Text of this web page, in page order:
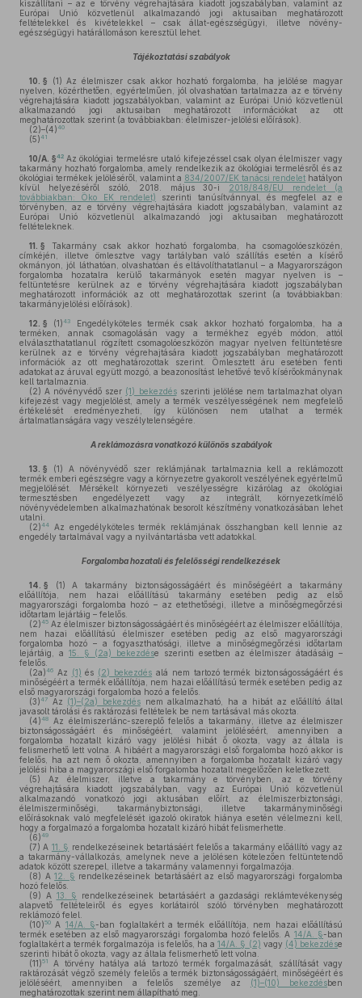
kiszállítani – az e törvény végrehajtására kiadott jogszabályban, valamint az
Európai Unió közvetlenül alkalmazandó jogi aktusaiban meghatározott
feltételekkel és kivételekkel – csak állat-egészségügyi, illetve növény-
egészségügyi határállomáson keresztül lehet.
Tájékoztatási szabályok
10. § (1) Az élelmiszer csak akkor hozható forgalomba, ha jelölése magyar
nyelven, közérthetően, egyértelműen, jól olvashatóan tartalmazza az e törvény
végrehajtására kiadott jogszabályokban, valamint az Európai Unió közvetlenül
alkalmazandó jogi aktusaiban meghatározott információkat az ott
meghatározottak szerint (a továbbiakban: élelmiszer-jelölési előírások).
(2)–(4)40
(5)41
10/A. §42 Az ökológiai termelésre utaló kifejezéssel csak olyan élelmiszer vagy
takarmány hozható forgalomba, amely rendelkezik az ökológiai termelésről és az
ökológiai termékek jelöléséről, valamint a 834/2007/EK tanácsi rendelet hatályon
kívül helyezéséről szóló, 2018. május 30-i 2018/848/EU rendelet (a
továbbiakban: Öko EK rendelet) szerinti tanúsítvánnyal, és megfelel az e
törvényben, az e törvény végrehajtására kiadott jogszabályban, valamint az
Európai Unió közvetlenül alkalmazandó jogi aktusaiban meghatározott
feltételeknek.
11. § Takarmány csak akkor hozható forgalomba, ha csomagolóeszközén,
címkéjén, illetve ömlesztve vagy tartályban való szállítás esetén a kísérő
okmányon, jól láthatóan, olvashatóan és eltávolíthatatlanul – a Magyarországon
forgalomba hozatalra kerülő takarmányok esetén magyar nyelven is –
feltüntetésre kerülnek az e törvény végrehajtására kiadott jogszabályban
meghatározott információk az ott meghatározottak szerint (a továbbiakban:
takarmányjelölési előírások).
12. § (1)43
Engedélyköteles termék csak akkor hozható forgalomba, ha a
terméken, annak csomagolásán vagy a termékhez egyéb módon, attól
elválaszthatatlanul rögzített csomagolóeszközön magyar nyelven feltüntetésre
kerülnek az e törvény végrehajtására kiadott jogszabályban meghatározott
információk az ott meghatározottak szerint. Ömlesztett áru esetében fenti
adatokat az áruval együtt mozgó, a beazonosítást lehetővé tevő kísérőokmánynak
kell tartalmaznia.
(2) A növényvédő szer (1) bekezdésszerinti jelölése nem tartalmazhat olyan
kifejezést vagy megjelölést, amely a termék veszélyességének nem megfelelő
értékelését eredményezheti, így különösen nem utalhat a termék
ártalmatlanságára vagy veszélytelenségére.
A reklámozásra vonatkozó különös szabályok
13. § (1) A növényvédő szer reklámjának tartalmaznia kell a reklámozott
termék emberi egészségre vagy a környezetre gyakorolt veszélyének egyértelmű
megjelölését. Mérsékelt környezeti veszélyességre kizárólag az ökológiai
termesztésben engedélyezett vagy az integrált, környezetkímélő
növényvédelemben alkalmazhatónak besorolt készítmény vonatkozásában lehet
utalni.
(2)44
Az engedélyköteles termék reklámjának összhangban kell lennie az
engedély tartalmával vagy a nyilvántartásba vett adatokkal.
Forgalomba hozatali és felelősségi rendelkezések
14. § (1) A takarmány biztonságosságáért és minőségéért a takarmány
előállítója, nem hazai előállítású takarmány esetében pedig az első
magyarországi forgalomba hozó – az etethetőségi, illetve a minőségmegőrzési
időtartam lejártáig – felelős.
(2)45 Az élelmiszer biztonságosságáért és minőségéért az élelmiszer előállítója,
nem hazai előállítású élelmiszer esetében pedig az első magyarországi
forgalomba hozó – a fogyaszthatósági, illetve a minőségmegőrzési időtartam
lejártáig, a 15. § (2a) bekezdése szerinti esetben az élelmiszer átadásáig –
felelős.
(2a)46 Az (1) és (2) bekezdés alá nem tartozó termék biztonságosságáért és
minőségéért a termék előállítója, nem hazai előállítású termék esetében pedig az
első magyarországi forgalomba hozó a felelős.
(3)47 Az (1)–(2a) bekezdésnem alkalmazható, ha a hibát az előállító által
javasolt tárolási és raktározási feltételek be nem tartásával más okozta.
(4)48
Az élelmiszerlánc-szereplő felelős a takarmány, illetve az élelmiszer
biztonságosságáért és minőségéért, valamint jelöléséért, amennyiben a
forgalomba hozatalt kizáró vagy jelölési hibát ő okozta, vagy az általa is
felismerhető lett volna. A hibáért a magyarországi első forgalomba hozó akkor is
felelős, ha azt nem ő okozta, amennyiben a forgalomba hozatalt kizáró vagy
jelölési hiba a magyarországi első forgalomba hozatalt megelőzően keletkezett.
(5) Az élelmiszer, illetve a takarmány e törvényben, az e törvény
végrehajtására kiadott jogszabályban, vagy az Európai Unió közvetlenül
alkalmazandó vonatkozó jogi aktusában előírt, az élelmiszerbiztonsági,
élelmiszerminőségi, takarmánybiztonsági, illetve takarmányminőségi
előírásoknak való megfelelését igazoló okiratok hiánya esetén vélelmezni kell,
hogy a forgalmazó a forgalomba hozatalt kizáró hibát felismerhette.
(6)49
(7) A 11. § rendelkezéseinek betartásáért felelős a takarmány előállító vagy az
a takarmány-vállalkozás, amelynek neve a jelölésen kötelezően feltüntetendő
adatok között szerepel, illetve a takarmány valamennyi forgalmazója.
(8) A12. § rendelkezéseinek betartásáért az első magyarországi forgalomba
hozó felelős.
(9) A 13. §
rendelkezéseinek betartásáért a gazdasági reklámtevékenység
alapvető feltételeiről és egyes korlátairól szóló törvényben meghatározott
reklámozó felel.
(10)50 A 14/A. §-ban foglaltakért a termék előállítója, nem hazai előállítású
termék esetében az első magyarországi forgalomba hozó felelős. A 14/A. §-ban
foglaltakért a termék forgalmazója is felelős, ha a14/A. § (2) vagy (4) bekezdése
szerinti hibát ő okozta, vagy az általa felismerhető lett volna.
(11)51
A törvény hatálya alá tartozó termék forgalmazását, szállítását vagy
raktározását végző személy felelős a termék biztonságosságáért, minőségéért és
jelöléséért, amennyiben a felelős személye az (1)–(10) bekezdésben
meghatározottak szerint nem állapítható meg.